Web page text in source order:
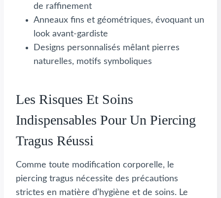
de raffinement
Anneaux fins et géométriques, évoquant un
look avant-gardiste
Designs personnalisés mêlant pierres
naturelles, motifs symboliques
Les Risques Et Soins
Indispensables Pour Un Piercing
Tragus Réussi
Comme toute modification corporelle, le
piercing tragus nécessite des précautions
strictes en matière d’hygiène et de soins. Le